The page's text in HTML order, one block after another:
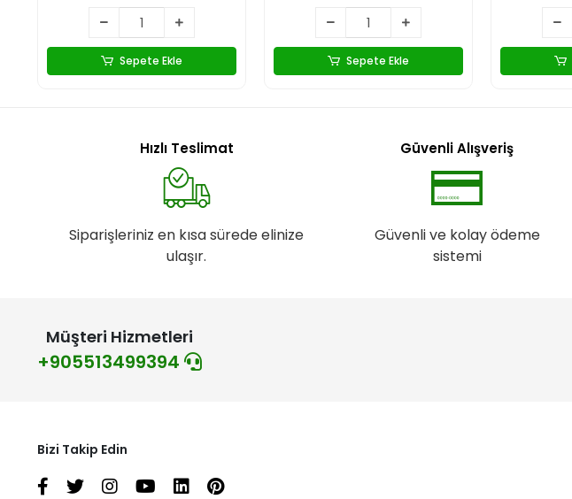
Sepete Ekle Sepete Ekle
Hızlı Teslimat
Siparişleriniz en kısa sürede elinize
ulaşır.
Güvenli Alışveriş
Güvenli ve kolay ödeme
sistemi
Müşteri Hizmetleri
+905513499394
Bizi Takip Edin